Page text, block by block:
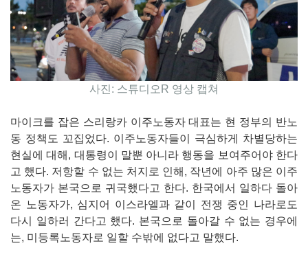
사진: 스튜디오R 영상 캡쳐
마이크를 잡은 스리랑카 이주노동자 대표는 현 정부의 반노
동 정책도 꼬집었다. 이주노동자들이 극심하게 차별당하는
현실에 대해, 대통령이 말뿐 아니라 행동을 보여주어야 한다
고 했다. 저항할 수 없는 처지로 인해, 작년에 아주 많은 이주
노동자가 본국으로 귀국했다고 한다. 한국에서 일하다 돌아
온 노동자가, 심지어 이스라엘과 같이 전쟁 중인 나라로도
다시 일하러 간다고 했다. 본국으로 돌아갈 수 없는 경우에
는, 미등록노동자로 일할 수밖에 없다고 말했다.